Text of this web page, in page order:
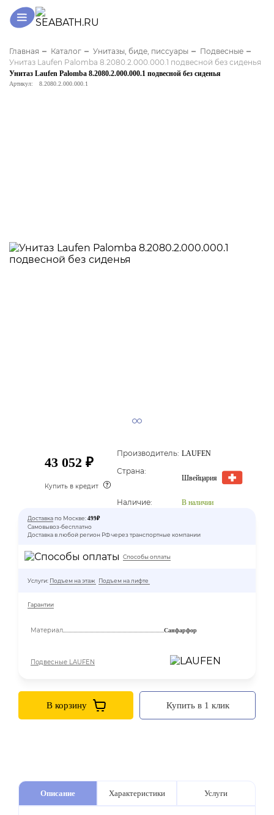
Главная Каталог Унитазы, биде, писсуары
Подвесные
Унитаз Laufen Palomba 8.2080.2.000.000.1 подвесной без сиденья
Унитаз Laufen Palomba 8.2080.2.000.000.1 подвесной без сиденья
Артикул: 8.2080.2.000.000.1
43 052 ₽
Купить в кредит
Производитель: LAUFEN
Страна:
Швейцария
Наличие: В наличии
Доставка по Москве: 499₽
Самовывоз-бесплатно
Доставка в любой регион РФ через транспортные компании
Способы оплаты
Услуги: Подъем на этаж Подъем на лифте
Гарантии
Материал Санфарфор
Подвесные LAUFEN
В корзину Купить в 1 клик
Описание Характеристики Услуги